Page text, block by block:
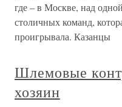
где – в Москве, над
столичных команд,
проигрывала. Казанцы
Шлемовые
хозяин